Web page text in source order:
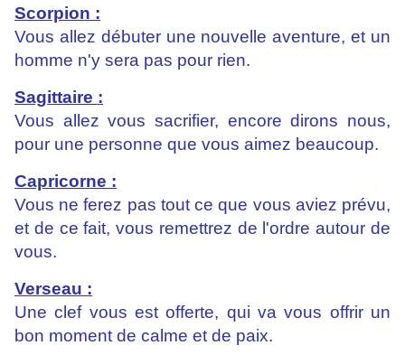
Scorpion :
Vous allez débuter une nouvelle aventure, et un
homme n'y sera pas pour rien.
Sagittaire :
Vous allez vous sacrifier, encore dirons nous,
pour une personne que vous aimez beaucoup.
Capricorne :
Vous ne ferez pas tout ce que vous aviez prévu,
et de ce fait, vous remettrez de l'ordre autour de
vous.
Verseau :
Une clef vous est offerte, qui va vous offrir un
bon moment de calme et de paix.